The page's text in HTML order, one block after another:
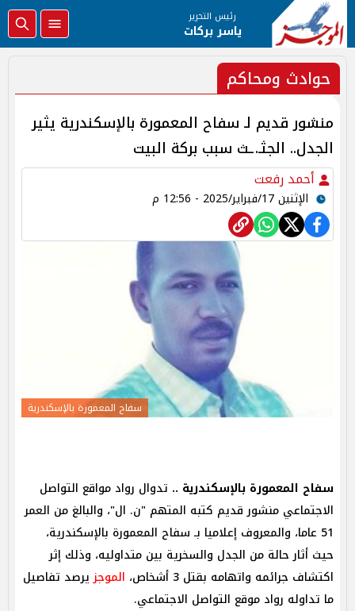
رئيس التحرير
ياسر بركات
حوادث ومحاكم
منشور قديم لـ سفاح المعمورة بالإسكندرية يثير
الجدل.. الجثـ.ـث سبب بركة البيت
أحمد رفعت
الإثنين 17/فبراير/2025 - 12:56 م
سفاح المعمورة بالإسكندرية
سفاح المعمورة بالإسكندرية .. تدوال رواد مواقع التواصل
الاجتماعي منشور قديم كتبه المتهم "ن. ال"، والبالغ من العمر
51 عاما، والمعروف إعلاميا بـ سفاح المعمورة بالإسكندرية،
حيث أثار حالة من الجدل والسخرية بين متداوليه، وذلك إثر
اكتشاف جرائمه واتهامه بقتل 3 أشخاص،
الموجزيرصد تفاصيل
ما تداوله رواد موقع التواصل الاجتماعي.